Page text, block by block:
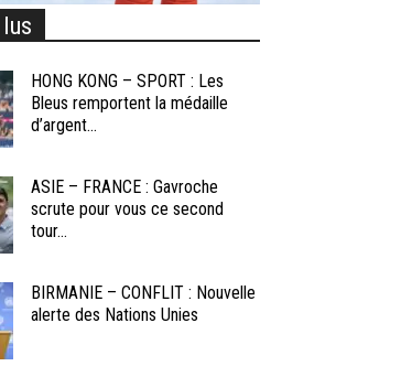
HONG KONG – SPORT : Les
Bleus remportent la médaille
d’argent...
ASIE – FRANCE : Gavroche
scrute pour vous ce second
tour...
BIRMANIE – CONFLIT : Nouvelle
alerte des Nations Unies